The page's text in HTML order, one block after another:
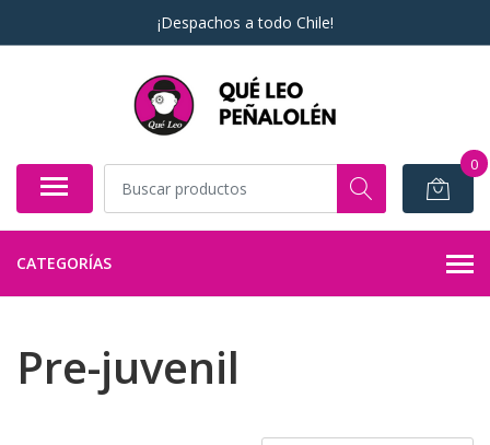
¡Despachos a todo Chile!
0
CATEGORÍAS
Pre-juvenil